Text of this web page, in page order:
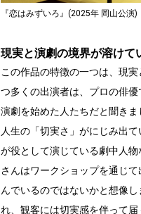
『恋はみずいろ』(2025年 岡山公演)
現実と演劇の境界が溶けて
この作品の特徴の一つは、現
つ多くの出演者は、プロの俳
演劇を始めた人たちだと聞き
人生の「切実さ」がにじみ出
が役として演じている劇中人
さんはワークショップを通じ
んでいるのではないかと想像
れ、観客には切実感を伴って